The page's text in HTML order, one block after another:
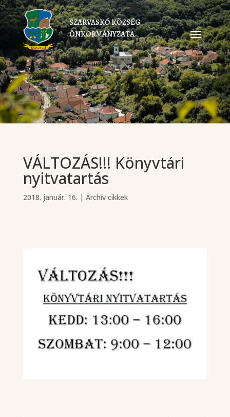
SZARVASKŐ KÖZSÉG
ÖNKORMÁNYZATA
VÁLTOZÁS!!! Könyvtári
nyitvatartás
2018. január. 16. | Archív cikkek